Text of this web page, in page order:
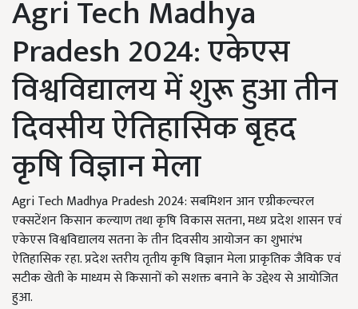
Agri Tech Madhya
Pradesh 2024: एकेएस
विश्वविद्यालय में शुरू हुआ तीन
दिवसीय ऐतिहासिक बृहद
कृषि विज्ञान मेला
Agri Tech Madhya Pradesh 2024: सबमिशन आन एग्रीकल्चरल
एक्सटेंशन किसान कल्याण तथा कृषि विकास सतना, मध्य प्रदेश शासन एवं
एकेएस विश्वविद्यालय सतना के तीन दिवसीय आयोजन का शुभारंभ
ऐतिहासिक रहा. प्रदेश स्तरीय तृतीय कृषि विज्ञान मेला प्राकृतिक जैविक एवं
सटीक खेती के माध्यम से किसानों को सशक्त बनाने के उद्देश्य से आयोजित
हुआ.